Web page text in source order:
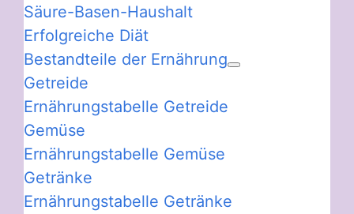
Säure-Basen-Haushalt
Erfolgreiche Diät
Bestandteile der Ernährung
Getreide
Ernährungstabelle Getreide
Gemüse
Ernährungstabelle Gemüse
Getränke
Ernährungstabelle Getränke